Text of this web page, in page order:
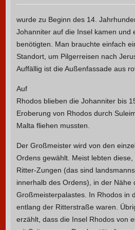
wurde zu Beginn des 14.
Johanniter auf die Insel kamen und
benötigten. Man brauchte einfach
Standort, um Pilgerreisen nach
Auffällig ist die Außenfassade aus
Auf
Rhodos blieben die Johanniter bis
Eroberung von Rhodos durch
Malta fliehen mussten.
Der Großmeister wird von den
Ordens gewählt. Meist lebten
Ritter-Zungen (das sind
innerhalb des Ordens), in der Nähe
Großmeisterpalastes. In Rhodos in
entlang der Ritterstraße waren.
erzählt, dass die Insel Rhodos von